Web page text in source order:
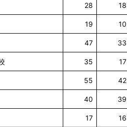
28 18
19 10
47 33
35 17
55 42
40 39
17 16